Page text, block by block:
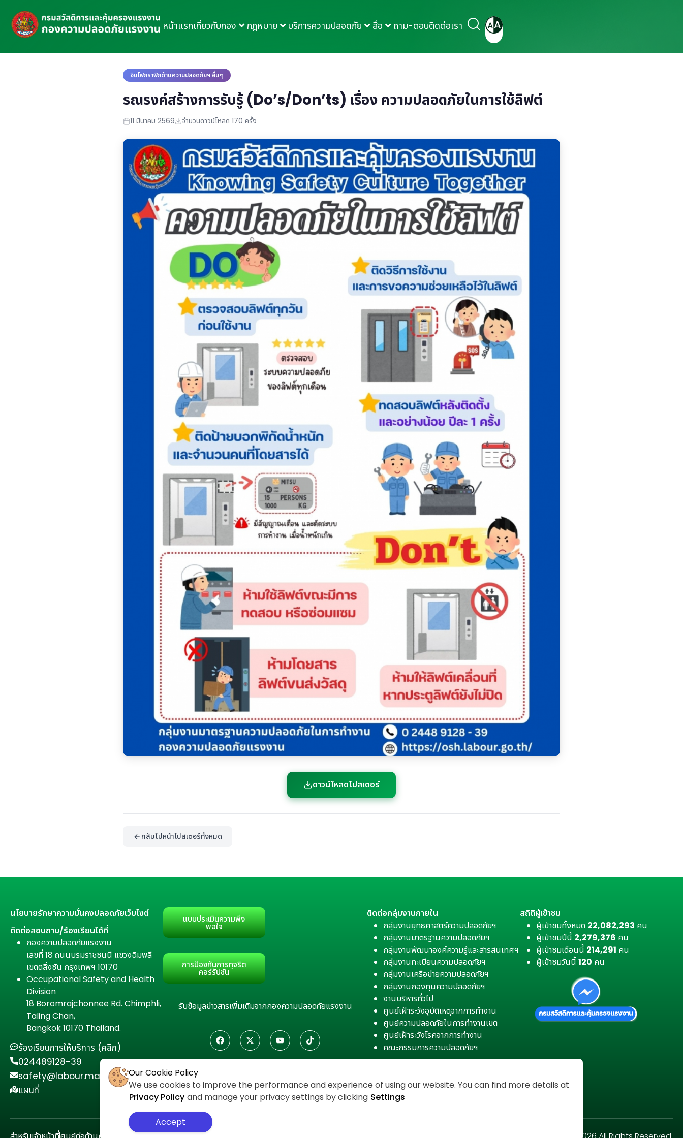
หน้าแรกเกี่ยวกับกอง กฎหมาย บริการความปลอดภัย สื่อ ถาม-ตอบติดต่อเรา
อินโฟกราฟิกด้านความปลอดภัยฯ อื่นๆ
รณรงค์สร้างการรับรู้ (Do’s/Don’ts) เรื่อง ความปลอดภัยในการใช้ลิฟต์
11 มีนาคม 2569 จำนวนดาวน์โหลด 170 ครั้ง
ดาวน์โหลดโปสเตอร์
กลับไปหน้าโปสเตอร์ทั้งหมด
นโยบายรักษาความมั่นคงปลอดภัยเว็บไซต์
ติดต่อสอบถาม/ร้องเรียนได้ที่
กองความปลอดภัยแรงงาน
เลขที่ 18 ถนนบรมราชชนนี แขวงฉิมพลี
เขตตลิ่งชัน กรุงเทพฯ 10170
Occupational Safety and Health
Division
18 Boromrajchonnee Rd. Chimphli,
Taling Chan,
Bangkok 10170 Thailand.
ร้องเรียนการให้บริการ (คลิก)
024489128-39
safety@labour.mail.go.th
แผนที่
แบบประเมินความพึง
พอใจ
การป้องกันการทุจริต
คอร์รัปชัน
รับข้อมูลข่าวสารเพิ่มเติมจากกองความปลอดภัยแรงงาน
ติดต่อกลุ่มงานภายใน
กลุ่มงานยุทธศาสตร์ความปลอดภัยฯ
กลุ่มงานมาตรฐานความปลอดภัยฯ
กลุ่มงานพัฒนาองค์ความรู้และสารสนเทศฯ
กลุ่มงานทะเบียนความปลอดภัยฯ
กลุ่มงานเครือข่ายความปลอดภัยฯ
กลุ่มงานกองทุนความปลอดภัยฯ
งานบริหารทั่วไป
ศูนย์เฝ้าระวังอุบัติเหตุจากการทำงาน
ศูนย์ความปลอดภัยในการทำงานเขต
ศูนย์เฝ้าระวังโรคจากการทำงาน
คณะกรรมการความปลอดภัยฯ
สถิติผู้เข้าชม
ผู้เข้าชมทั้งหมด 22,082,293 คน
ผู้เข้าชมปีนี้ 2,279,376 คน
ผู้เข้าชมเดือนนี้ 214,291 คน
ผู้เข้าชมวันนี้120 คน
Our Cookie Policy
We use cookies to improve the performance and experience of using our website. You can find more details at
Privacy Policy and manage your privacy settings by clicking Settings
Accept